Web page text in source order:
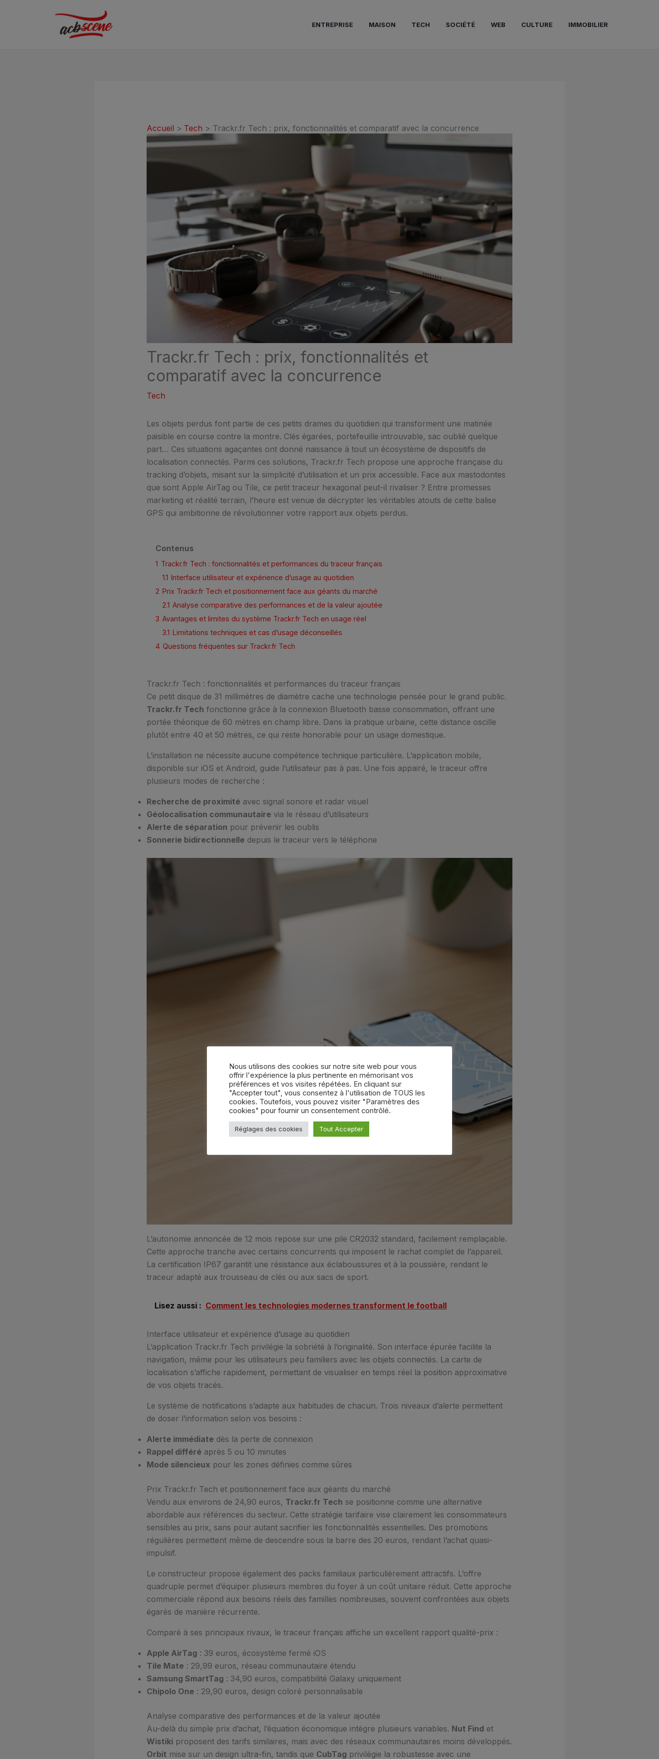
ENTREPRISE MAISON TECH SOCIÉTÉ WEB CULTURE IMMOBILIER
Accueil Tech Trackr.fr Tech : prix, fonctionnalités et comparatif avec la concurrence
Trackr.fr Tech : prix, fonctionnalités et
comparatif avec la concurrence
Tech
Les objets perdus font partie de ces petits drames du quotidien qui transforment une matinée
paisible en course contre la montre. Clés égarées, portefeuille introuvable, sac oublié quelque
part… Ces situations agaçantes ont donné naissance à tout un écosystème de dispositifs de
localisation connectés. Parmi ces solutions, Trackr.fr Tech propose une approche française du
tracking d’objets, misant sur la simplicité d’utilisation et un prix accessible. Face aux mastodontes
que sont Apple AirTag ou Tile, ce petit traceur hexagonal peut-il rivaliser ? Entre promesses
marketing et réalité terrain, l’heure est venue de décrypter les véritables atouts de cette balise
GPS qui ambitionne de révolutionner votre rapport aux objets perdus.
Contenus
1 Trackr.fr Tech : fonctionnalités et performances du traceur français
1.1 Interface utilisateur et expérience d’usage au quotidien
2 Prix Trackr.fr Tech et positionnement face aux géants du marché
2.1 Analyse comparative des performances et de la valeur ajoutée
3 Avantages et limites du système Trackr.fr Tech en usage réel
3.1 Limitations techniques et cas d’usage déconseillés
4 Questions fréquentes sur Trackr.fr Tech
Trackr.fr Tech : fonctionnalités et performances du traceur français
Ce petit disque de 31 millimètres de diamètre cache une technologie pensée pour le grand public.
Trackr.fr Tech fonctionne grâce à la connexion Bluetooth basse consommation, offrant une
portée théorique de 60 mètres en champ libre. Dans la pratique urbaine, cette distance oscille
plutôt entre 40 et 50 mètres, ce qui reste honorable pour un usage domestique.
L’installation ne nécessite aucune compétence technique particulière. L’application mobile,
disponible sur iOS et Android, guide l’utilisateur pas à pas. Une fois appairé, le traceur offre
plusieurs modes de recherche :
Recherche de proximitéavec signal sonore et radar visuel
Géolocalisation communautairevia le réseau d’utilisateurs
Alerte de séparation pour prévenir les oublis
Sonnerie bidirectionnelledepuis le traceur vers le téléphone
L’autonomie annoncée de 12 mois repose sur une pile CR2032 standard, facilement remplaçable.
Cette approche tranche avec certains concurrents qui imposent le rachat complet de l’appareil.
La certification IP67 garantit une résistance aux éclaboussures et à la poussière, rendant le
traceur adapté aux trousseau de clés ou aux sacs de sport.
Lisez aussi : Comment les technologies modernes transforment le football
Interface utilisateur et expérience d’usage au quotidien
L’application Trackr.fr Tech privilégie la sobriété à l’originalité. Son interface épurée facilite la
navigation, même pour les utilisateurs peu familiers avec les objets connectés. La carte de
localisation s’affiche rapidement, permettant de visualiser en temps réel la position approximative
de vos objets tracés.
Le système de notifications s’adapte aux habitudes de chacun. Trois niveaux d’alerte permettent
de doser l’information selon vos besoins :
Alerte immédiatedès la perte de connexion
Rappel différéaprès 5 ou 10 minutes
Mode silencieux pour les zones définies comme sûres
Prix Trackr.fr Tech et positionnement face aux géants du marché
Vendu aux environs de 24,90 euros, Trackr.fr Tech se positionne comme une alternative
abordable aux références du secteur. Cette stratégie tarifaire vise clairement les consommateurs
sensibles au prix, sans pour autant sacrifier les fonctionnalités essentielles. Des promotions
régulières permettent même de descendre sous la barre des 20 euros, rendant l’achat quasi-
impulsif.
Le constructeur propose également des packs familiaux particulièrement attractifs. L’offre
quadruple permet d’équiper plusieurs membres du foyer à un coût unitaire réduit. Cette approche
commerciale répond aux besoins réels des familles nombreuses, souvent confrontées aux objets
égarés de manière récurrente.
Comparé à ses principaux rivaux, le traceur français affiche un excellent rapport qualité-prix :
Apple AirTag: 39 euros, écosystème fermé iOS
Tile Mate: 29,99 euros, réseau communautaire étendu
Samsung SmartTag: 34,90 euros, compatibilité Galaxy uniquement
Chipolo One: 29,90 euros, design coloré personnalisable
Analyse comparative des performances et de la valeur ajoutée
Au-delà du simple prix d’achat, l’équation économique intègre plusieurs variables. Nut Findet
Wistikiproposent des tarifs similaires, mais avec des réseaux communautaires moins développés.
Orbit mise sur un design ultra-fin, tandis que CubTagprivilégie la robustesse avec une
Nous utilisons des cookies sur notre site web pour vous
offrir l'expérience la plus pertinente en mémorisant vos
préférences et vos visites répétées. En cliquant sur
"Accepter tout", vous consentez à l'utilisation de TOUS les
cookies. Toutefois, vous pouvez visiter "Paramètres des
cookies" pour fournir un consentement contrôlé.
Réglages des cookies Tout Accepter